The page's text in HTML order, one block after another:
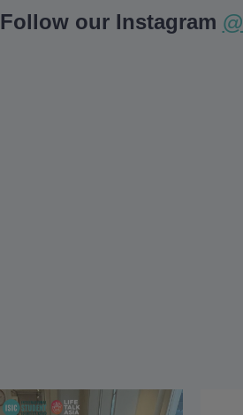
Follow our Instagram